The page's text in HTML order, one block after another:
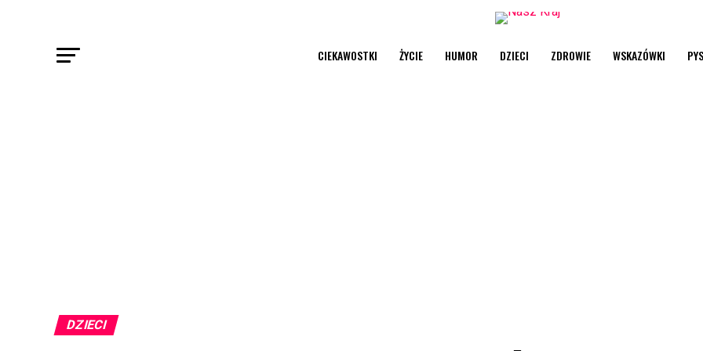
CIEKAWOSTKI ŻYCIE HUMOR DZIECI ZDROWIE WSKAZÓWKI
DZIECI